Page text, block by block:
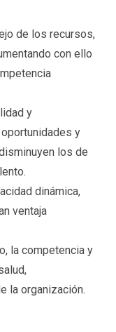
de los recursos,
con ello
y
y
los de
dinámica,
ventaja
la competencia y
la organización.